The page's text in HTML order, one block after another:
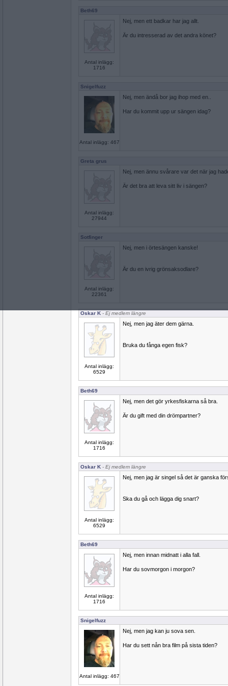
Beth69
Antal inlägg:
1716
Nej, men ett badkar har jag allt.
Är du intresserad av det andra könet?
Snigelfuzz
Antal inlägg: 467
Nej, men ändå bor jag ihop med en..
Har du kommit upp ur sängen idag?
Greta grus
Antal inlägg:
27944
Nej, men ännu svårare var det när jag
Är det bra att leva sitt liv i sängen?
Sotfinger
Antal inlägg:
22361
Nej, men i örtesängen kanske!
Är du en ivrig grönsaksodlare?
Oskar K - Ej medlem längre
Antal inlägg:
6529
Nej, men jag äter dem gärna.
Bruka du fånga egen fisk?
Beth69
Antal inlägg:
1716
Nej, men det gör yrkesfiskarna så bra.
Är du gift med din drömpartner?
Oskar K - Ej medlem längre
Antal inlägg:
6529
Nej, men jag är singel så det är ganska
Ska du gå och lägga dig snart?
Beth69
Antal inlägg:
1716
Nej, men innan midnatt i alla fall.
Har du sovmorgon i morgon?
Snigelfuzz
Antal inlägg: 467
Nej, men jag kan ju sova sen.
Har du sett nån bra film på sista tiden?